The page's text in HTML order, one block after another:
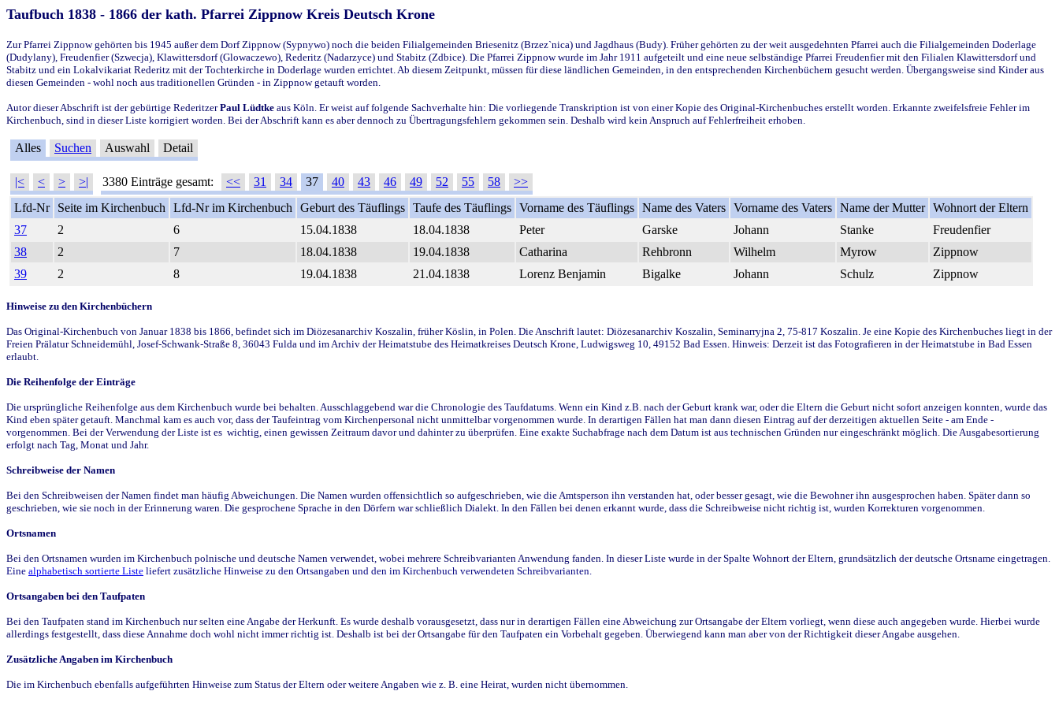
Taufbuch 1838 - 1866 der kath. Pfarrei Zippnow Kreis Deutsch Krone
Zur Pfarrei Zippnow gehörten bis 1945 außer dem Dorf Zippnow (Sypnywo) noch die beiden Filialgemeinden Briesenitz (Brzez`nica) und Jagdhaus (Budy). Früher gehörten zu der weit ausgedehnten Pfarrei auch die Filialgemeinden Doderlage
(Dudylany), Freudenfier (Szwecja), Klawittersdorf (Glowaczewo), Rederitz (Nadarzyce) und Stabitz (Zdbice). Die Pfarrei Zippnow wurde im Jahr 1911 aufgeteilt und eine neue selbständige Pfarrei Freudenfier mit den Filialen Klawittersdorf und
Stabitz und ein Lokalvikariat Rederitz mit der Tochterkirche in Doderlage wurden errichtet. Ab diesem Zeitpunkt, müssen für diese ländlichen Gemeinden, in den entsprechenden Kirchenbüchern gesucht werden. Übergangsweise sind Kinder aus
diesen Gemeinden - wohl noch aus traditionellen Gründen - in Zippnow getauft worden.
Autor dieser Abschrift ist der gebürtige RederitzerPaul Lüdtke aus Köln. Er weist auf folgende Sachverhalte hin: Die vorliegende Transkription ist von einer Kopie des Original-Kirchenbuches erstellt worden. Erkannte zweifelsfreie Fehler im
Kirchenbuch, sind in dieser Liste korrigiert worden. Bei der Abschrift kann es aber dennoch zu Übertragungsfehlern gekommen sein. Deshalb wird kein Anspruch auf Fehlerfreiheit erhoben.
Alles Suchen Auswahl Detail
|< < > >| 3380 Einträge gesamt: << 31 34 37 40 43 46 49 52 55 58
>>
Lfd-Nr
Seite im Kirchenbuch Lfd-Nr im Kirchenbuch Geburt des Täuflings Taufe des Täuflings Vorname des Täuflings Name des Vaters Vorname des Vaters Name der Mutter Wohnort der Eltern
37
2 6 15.04.1838 18.04.1838 Peter Garske Johann Stanke
Freudenfier
38
2 7 18.04.1838 19.04.1838 Catharina Rehbronn Wilhelm Myrow
Zippnow
39
2 8 19.04.1838 21.04.1838 Lorenz Benjamin Bigalke Johann Schulz Zippnow
Hinweise zu den Kirchenbüchern
Das Original-Kirchenbuch von Januar 1838 bis 1866, befindet sich im Diözesanarchiv Koszalin, früher Köslin, in Polen. Die Anschrift lautet: Diözesanarchiv Koszalin, Seminarryjna 2, 75-817 Koszalin. Je eine Kopie des Kirchenbuches liegt in der
Freien Prälatur Schneidemühl, Josef-Schwank-Straße 8, 36043 Fulda und im Archiv der Heimatstube des Heimatkreises Deutsch Krone, Ludwigsweg 10, 49152 Bad Essen. Hinweis: Derzeit ist das Fotografieren in der Heimatstube in Bad Essen
erlaubt.
Die Reihenfolge der Einträge
Die ursprüngliche Reihenfolge aus dem Kirchenbuch wurde bei behalten. Ausschlaggebend war die Chronologie des Taufdatums. Wenn ein Kind z.B. nach der Geburt krank war, oder die Eltern die Geburt nicht sofort anzeigen konnten, wurde das
Kind eben später getauft. Manchmal kam es auch vor, dass der Taufeintrag vom Kirchenpersonal nicht unmittelbar vorgenommen wurde. In derartigen Fällen hat man dann diesen Eintrag auf der derzeitigen aktuellen Seite - am Ende -
vorgenommen. Bei der Verwendung der Liste ist es wichtig, einen gewissen Zeitraum davor und dahinter zu überprüfen. Eine exakte Suchabfrage nach dem Datum ist aus technischen Gründen nur eingeschränkt möglich. Die Ausgabesortierung
erfolgt nach Tag, Monat und Jahr.
Schreibweise der Namen
Bei den Schreibweisen der Namen findet man häufig Abweichungen. Die Namen wurden offensichtlich so aufgeschrieben, wie die Amtsperson ihn verstanden hat, oder besser gesagt, wie die Bewohner ihn ausgesprochen haben. Später dann so
geschrieben, wie sie noch in der Erinnerung waren. Die gesprochene Sprache in den Dörfern war schließlich Dialekt. In den Fällen bei denen erkannt wurde, dass die Schreibweise nicht richtig ist, wurden Korrekturen vorgenommen.
Ortsnamen
Bei den Ortsnamen wurden im Kirchenbuch polnische und deutsche Namen verwendet, wobei mehrere Schreibvarianten Anwendung fanden. In dieser Liste wurde in der Spalte Wohnort der Eltern, grundsätzlich der deutsche Ortsname eingetragen.
Eine alphabetisch sortierte Liste liefert zusätzliche Hinweise zu den Ortsangaben und den im Kirchenbuch verwendeten Schreibvarianten.
Ortsangaben bei den Taufpaten
Bei den Taufpaten stand im Kirchenbuch nur selten eine Angabe der Herkunft. Es wurde deshalb vorausgesetzt, dass nur in derartigen Fällen eine Abweichung zur Ortsangabe der Eltern vorliegt, wenn diese auch angegeben wurde. Hierbei wurde
allerdings festgestellt, dass diese Annahme doch wohl nicht immer richtig ist. Deshalb ist bei der Ortsangabe für den Taufpaten ein Vorbehalt gegeben. Überwiegend kann man aber von der Richtigkeit dieser Angabe ausgehen.
Zusätzliche Angaben im Kirchenbuch
Die im Kirchenbuch ebenfalls aufgeführten Hinweise zum Status der Eltern oder weitere Angaben wie z. B. eine Heirat, wurden nicht übernommen.